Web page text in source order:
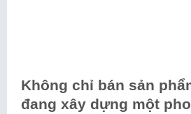
Không chỉ bán sản
đang xây dựng một